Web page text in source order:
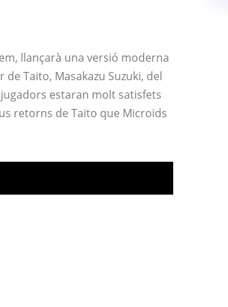
llançarà una versió moderna
Taito, Masakazu Suzuki, del
estaran molt satisfets
retorns de Taito que Microids